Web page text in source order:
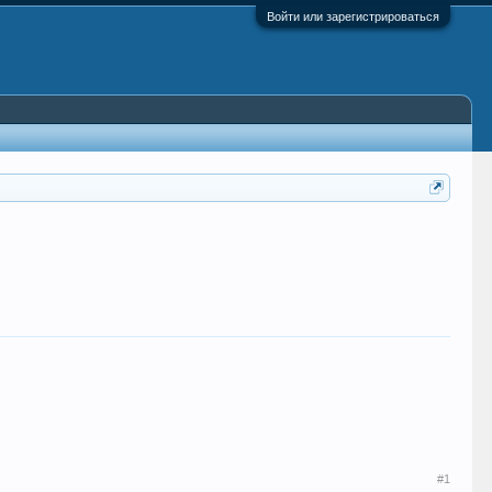
Войти или зарегистрироваться
#1